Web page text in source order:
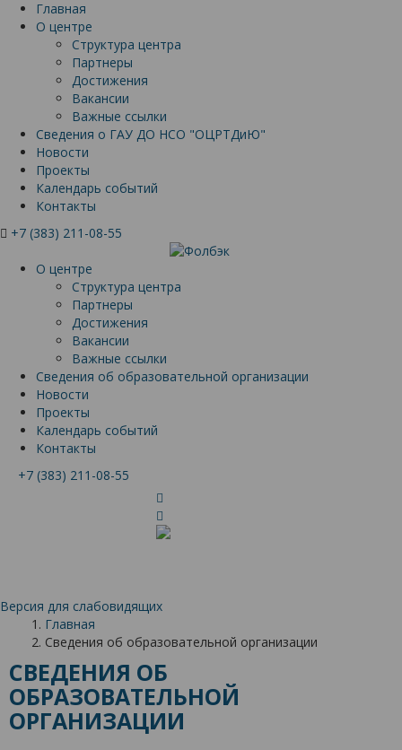
Главная
О центре
Структура центра
Партнеры
Достижения
Вакансии
Важные ссылки
Сведения о ГАУ ДО НСО "ОЦРТДиЮ"
Новости
Проекты
Календарь событий
Контакты
+7 (383) 211-08-55
О центре
Структура центра
Партнеры
Достижения
Вакансии
Важные ссылки
Сведения об образовательной организации
Новости
Проекты
Календарь событий
Контакты
+7 (383) 211-08-55
Версия для слабовидящих
Главная
Сведения об образовательной организации
СВЕДЕНИЯ ОБ
ОБРАЗОВАТЕЛЬНОЙ
ОРГАНИЗАЦИИ